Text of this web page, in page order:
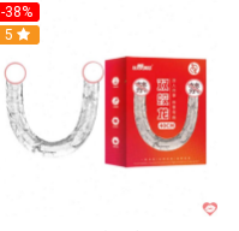
-38%
Hot
5